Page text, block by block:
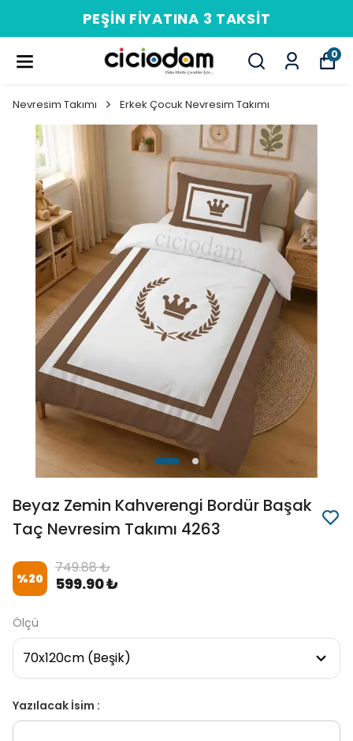
PEŞIN FIYATINA 3 TAKSIT
0
Nevresim Takımı Erkek Çocuk Nevresim Takımı
Beyaz Zemin Kahverengi Bordür Başak
Taç Nevresim Takımı 4263
%20
749.88 ₺
599.90 ₺
Ölçü
Yazılacak İsim :